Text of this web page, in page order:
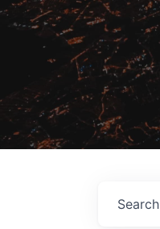
Search